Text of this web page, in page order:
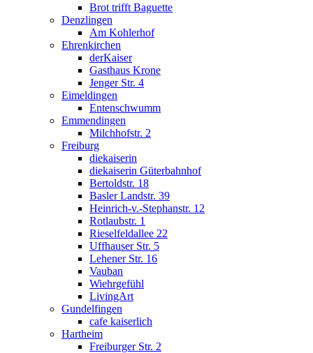
Brot trifft Baguette
Denzlingen
Am Kohlerhof
Ehrenkirchen
derKaiser
Gasthaus Krone
Jenger Str. 4
Eimeldingen
Entenschwumm
Emmendingen
Milchhofstr. 2
Freiburg
diekaiserin
diekaiserin Güterbahnhof
Bertoldstr. 18
Basler Landstr. 39
Heinrich-v.-Stephanstr. 12
Rotlaubstr. 1
Rieselfeldallee 22
Uffhauser Str. 5
Lehener Str. 16
Vauban
Wiehrgefühl
LivingArt
Gundelfingen
cafe kaiserlich
Hartheim
Freiburger Str. 2